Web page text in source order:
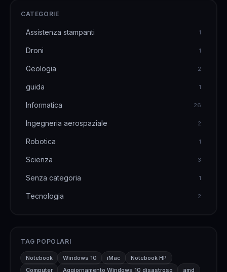
CATEGORIE
Assistenza stampanti 1
Droni 1
Geologia 2
guida 1
Informatica 26
Ingegneria aerospaziale 2
Robotica 1
Scienza 3
Senza categoria 1
Tecnologia 2
TAG POPOLARI
Notebook Windows 10 iMac
Notebook HP
Computer
Aggiornamento Windows 10 disastroso
amd